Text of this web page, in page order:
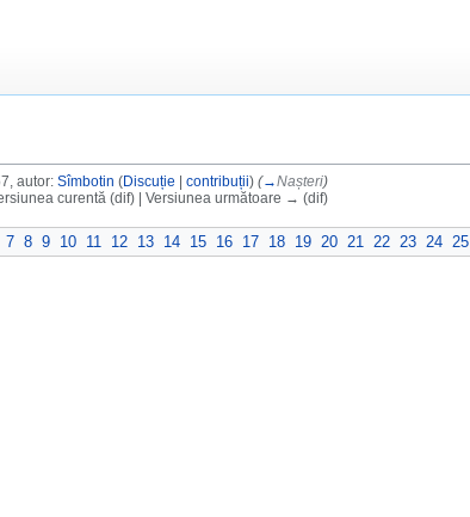
autor: Sîmbotin (Discuție contribuții) (→Nașteri)
curentă (dif) | Versiunea următoare → (dif)
7 8 9 10 11 12 13 14 15 16 17 18 19 20 21 22 23 24 25